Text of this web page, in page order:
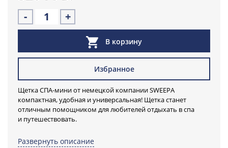
- +
В корзину
Избранное
Щетка СПА-мини от немецкой компании SWEEPA
компактная, удобная и универсальная! Щетка станет
отличным помощником для любителей отдыхать в спа
и путешествовать.
Захватите щетку в путешествие, на отдых, пользуйтесь ею в
Развернуть описание